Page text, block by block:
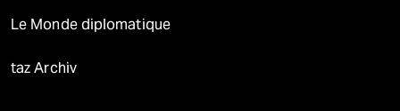
Le Monde diplomatique
taz Archiv